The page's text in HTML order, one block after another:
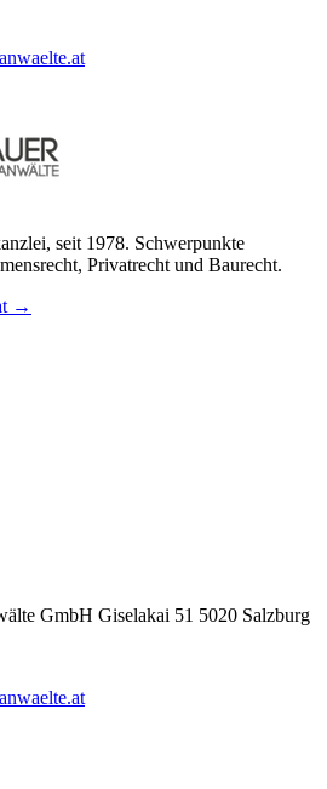
seit 1978. Schwerpunkte
Privatrecht und Baurecht.
→
GmbH Giselakai 51 5020 Salzburg